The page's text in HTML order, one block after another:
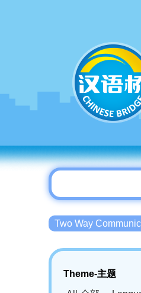
Two Way
Theme-主题